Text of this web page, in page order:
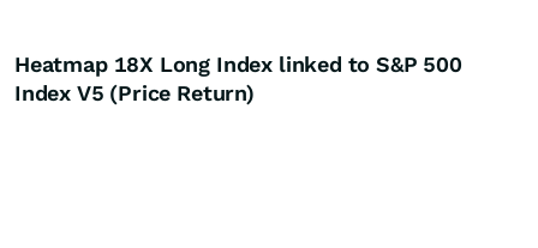
Heatmap 18X Long Index linked to S&P 500
Index V5 (Price Return)